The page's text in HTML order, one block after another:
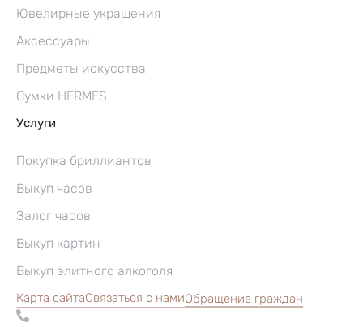
Ювелирные украшения
Аксессуары
Предметы искусства
Сумки HERMES
Услуги
Покупка бриллиантов
Выкуп часов
Залог часов
Выкуп картин
Выкуп элитного алкоголя
Карта сайтаСвязаться с намиОбращение граждан